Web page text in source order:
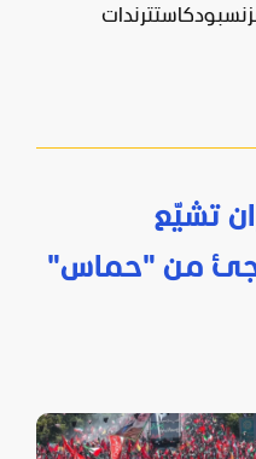
بودكاستترندات
تشيّع
من "حماس"